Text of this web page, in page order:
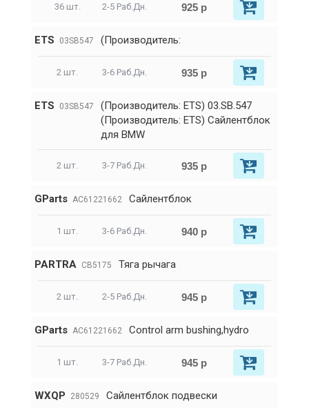
36 шт. 2-5 Раб.Дн. 925 р
ETS 03SB547 (Производитель:
2 шт. 3-6 Раб.Дн. 935 р
ETS 03SB547
(Производитель: ETS) 03.SB.547
(Производитель: ETS) Сайлентблок
для BMW
2 шт. 3-7 Раб.Дн. 935 р
GParts AC61221662 Сайлентблок
1 шт. 3-6 Раб.Дн. 940 р
PARTRA CB5175 Тяга рычага
2 шт. 2-5 Раб.Дн. 945 р
GParts AC61221662 Control arm bushing,hydro
1 шт. 3-7 Раб.Дн. 945 р
WXQP 280529 Сайлентблок подвески